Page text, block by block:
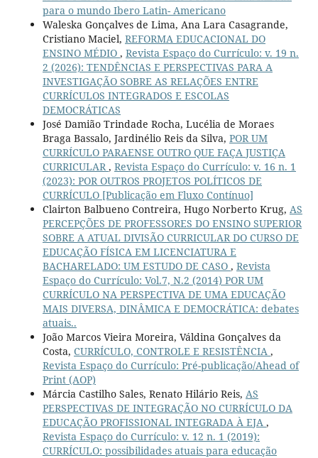
para o mundo Ibero Latin- Americano
Waleska Gonçalves de Lima, Ana Lara Casagrande,
Cristiano Maciel, REFORMA EDUCACIONAL DO
ENSINO MÉDIO , Revista Espaço do Currículo: v. 19 n.
2 (2026): TENDÊNCIAS E PERSPECTIVAS PARA A
INVESTIGAÇÃO SOBRE AS RELAÇÕES ENTRE
CURRÍCULOS INTEGRADOS E ESCOLAS
DEMOCRÁTICAS
José Damião Trindade Rocha, Lucélia de Moraes
Braga Bassalo, Jardinélio Reis da Silva, POR UM
CURRÍCULO PARAENSE OUTRO QUE FAÇA JUSTIÇA
CURRICULAR , Revista Espaço do Currículo: v. 16 n. 1
(2023): POR OUTROS PROJETOS POLÍTICOS DE
CURRÍCULO [Publicação em Fluxo Contínuo]
Clairton Balbueno Contreira, Hugo Norberto Krug, AS
PERCEPÇÕES DE PROFESSORES DO ENSINO SUPERIOR
SOBRE A ATUAL DIVISÃO CURRICULAR DO CURSO DE
EDUCAÇÃO FÍSICA EM LICENCIATURA E
BACHARELADO: UM ESTUDO DE CASO , Revista
Espaço do Currículo: Vol.7, N.2 (2014) POR UM
CURRÍCULO NA PERSPECTIVA DE UMA EDUCAÇÃO
MAIS DIVERSA, DINÂMICA E DEMOCRÁTICA: debates
atuais..
João Marcos Vieira Moreira, Váldina Gonçalves da
Costa, CURRÍCULO, CONTROLE E RESISTÊNCIA ,
Revista Espaço do Currículo: Pré-publicação/Ahead of
Print (AOP)
Márcia Castilho Sales, Renato Hilário Reis, AS
PERSPECTIVAS DE INTEGRAÇÃO NO CURRÍCULO DA
EDUCAÇÃO PROFISSIONAL INTEGRADA À EJA ,
Revista Espaço do Currículo: v. 12 n. 1 (2019):
CURRÍCULO: possibilidades atuais para educação